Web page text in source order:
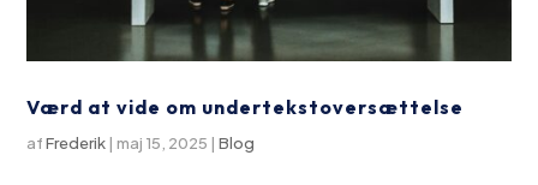
Værd at vide om undertekstoversættelse
afFrederik|maj 15, 2025 |Blog